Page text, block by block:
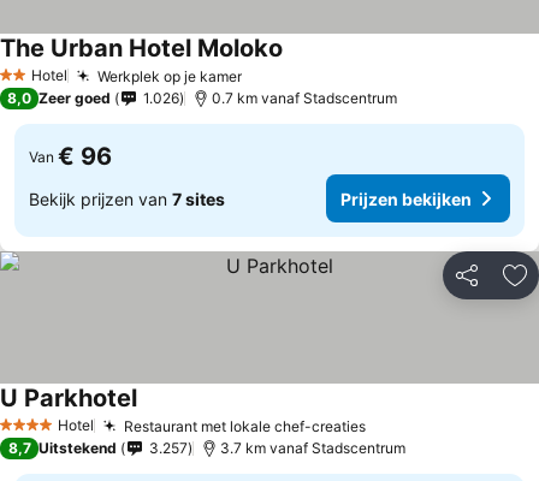
2 Sterren
Hotel Werkplek op je kamer
The Urban Hotel Moloko
8,0 Zeer goed 1.026 0.7 km vanaf Stadscentrum
Van € 96
Bekijk prijzen van 7 sites Prijzen bekijken
Delen
4 SterrenHotel Restaurant met lokale chef-creaties
U Parkhotel
8,7 Uitstekend 3.257 3.7 km vanaf Stadscentrum